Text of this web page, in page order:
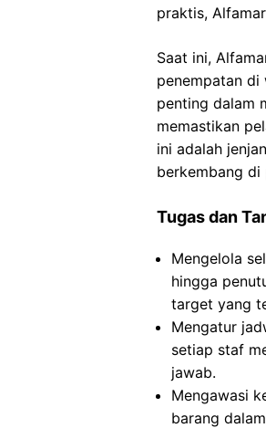
praktis,
Saat ini,
penempatan di
penting dalam
memastikan
ini adalah
berkembang di
Tugas dan
Mengelola
hingga
target yang
Mengatur
setiap staf
jawab.
Mengawasi
barang